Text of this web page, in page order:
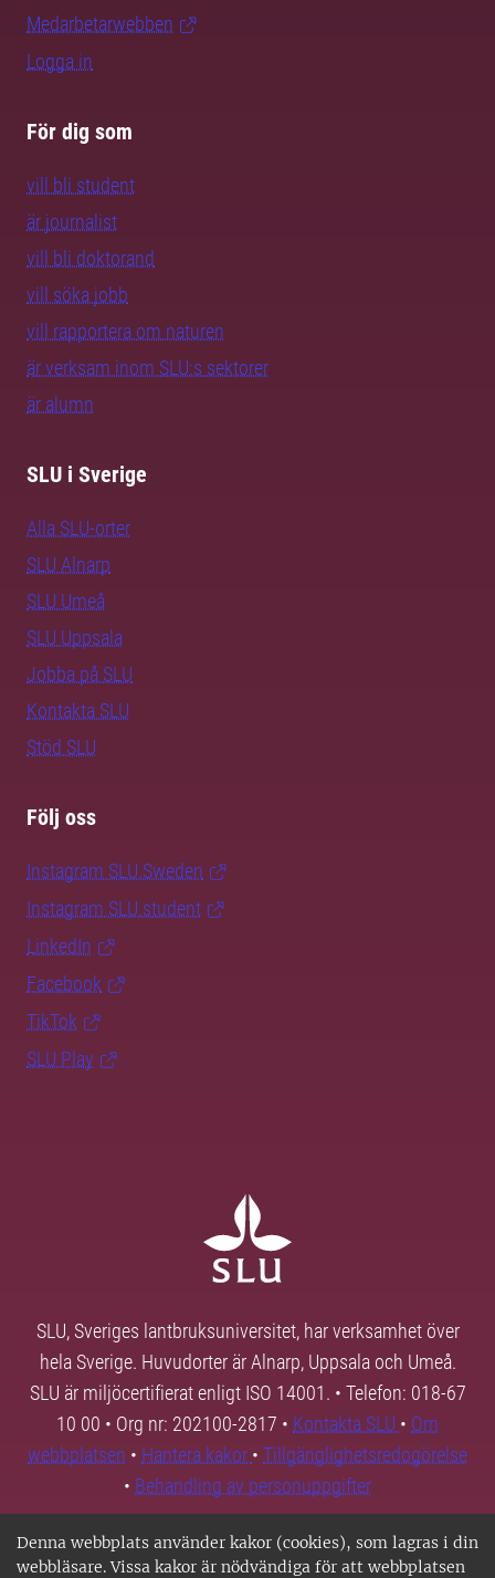
Denna webbplats använder kakor (cookies), som lagras i din
webbläsare. Vissa kakor är nödvändiga för att webbplatsen
Medarbetarwebben
Logga in
För dig som
vill bli student
är journalist
vill bli doktorand
vill söka jobb
vill rapportera om naturen
är verksam inom SLU:s sektorer
är alumn
SLU i Sverige
Alla SLU-orter
SLU Alnarp
SLU Umeå
SLU Uppsala
Jobba på SLU
Kontakta SLU
Stöd SLU
Följ oss
Instagram SLU.Sweden
Instagram SLU.student
LinkedIn
Facebook
TikTok
SLU Play
SLU, Sveriges lantbruksuniversitet, har verksamhet över
hela Sverige. Huvudorter är Alnarp, Uppsala och Umeå.
SLU är miljöcertifierat enligt ISO 14001. • Telefon: 018-67
10 00 • Org nr: 202100-2817 • Kontakta SLU • Om
webbplatsen • Hantera kakor • Tillgänglighetsredogörelse
• Behandling av personuppgifter